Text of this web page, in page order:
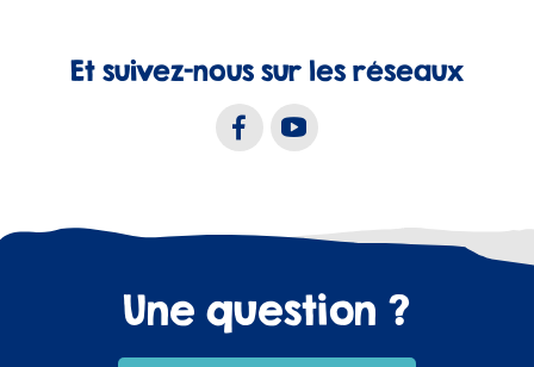
Et suivez-nous sur les réseaux
Une question ?